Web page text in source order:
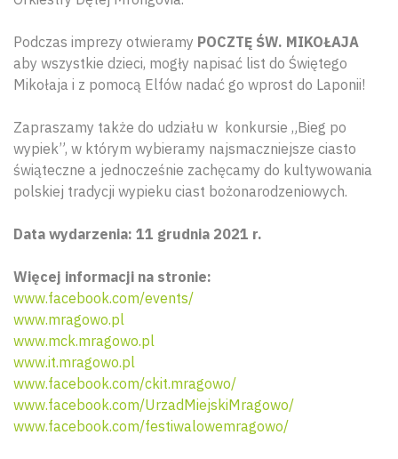
Podczas imprezy otwieramy POCZTĘ ŚW. MIKOŁAJA
aby wszystkie dzieci, mogły napisać list do Świętego
Mikołaja i z pomocą Elfów nadać go wprost do Laponii!
Zapraszamy także do udziału w konkursie „Bieg po
wypiek”, w którym wybieramy najsmaczniejsze ciasto
świąteczne a jednocześnie zachęcamy do kultywowania
polskiej tradycji wypieku ciast bożonarodzeniowych.
Data wydarzenia: 11 grudnia 2021 r.
Więcej informacji na stronie:
www.facebook.com/events/
www.mragowo.pl
www.mck.mragowo.pl
www.it.mragowo.pl
www.facebook.com/ckit.mragowo/
www.facebook.com/UrzadMiejskiMragowo/
www.facebook.com/festiwalowemragowo/